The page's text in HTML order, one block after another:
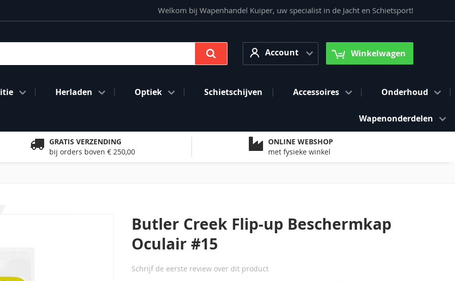
Welkom bij Wapenhandel Kuiper, uw specialist in de Jacht en Schietsport!
AccountAccount Winkelwagen
Herladen Optiek Schietschijven Accessoires Onderhoud
Wapenonderdelen
GRATIS VERZENDING
bij orders boven € 250,00
ONLINE WEBSHOP
met fysieke winkel
Butler Creek Flip-up Beschermkap
Oculair #15
Schrijf de eerste review over dit product